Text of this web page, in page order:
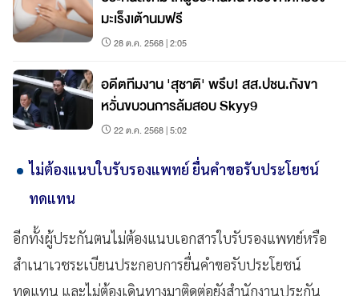
มะเร็งเต้านมฟรี
28 ต.ค. 2568 | 2:05
อดีตทีมงาน 'สุชาติ' พรึบ! สส.ปชน.กังขา
หวั่นขบวนการล้มสอบ Skyy9
22 ต.ค. 2568 | 5:02
ไม่ต้องแนบใบรับรองแพทย์ ยื่นคำขอรับประโยชน์
ทดแทน
อีกทั้งผู้ประกันตนไม่ต้องแนบเอกสารใบรับรองแพทย์หรือ
สำเนาเวชระเบียนประกอบการยื่นคำขอรับประโยชน์
ทดแทน และไม่ต้องเดินทางมาติดต่อยังสำนักงานประกัน